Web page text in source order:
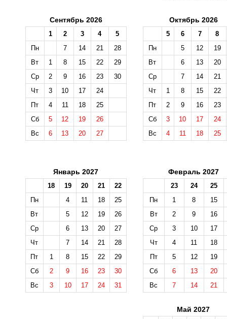
Сентябрь 2026
1 2 3 4
5
Пн
7 14 21
28
Вт
1 8 15 22
29
Ср
2 9 16 23
30
Чт
3 10 17
24
Пт
4 11 18
25
Сб
5 12 19
26
Вс
6 13 20 27
Октябрь 2026
5 6 7
8
Пн
5 12
19
Вт
6 13
20
Ср
7 14
21
Чт
1 8 15
22
Пт
2 9 16
23
Сб
3 10 17
24
Вс
4 11 18 25
Январь 2027
18 19 20 21
22
Пн
4 11 18
25
Вт
5 12 19
26
Ср
6 13 20
27
Чт
7 14 21
28
Пт
1 8 15 22
29
Сб
2 9 16 23
30
Вс
3 10 17 24 31
Февраль 2027
23 24
25
Пн
1 8
15
Вт
2 9
16
Ср
3 10
17
Чт
4 11
18
Пт
5 12
19
Сб
6 13
20
Вс
7 14 21
Май 2027